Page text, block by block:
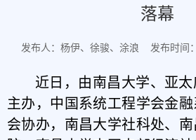
落幕
发布人：杨伊、徐骏、涂浪 发布时间
近日，由南昌大学、亚
主办，中国系统工程学会金
会协办， 南昌大学社科处、